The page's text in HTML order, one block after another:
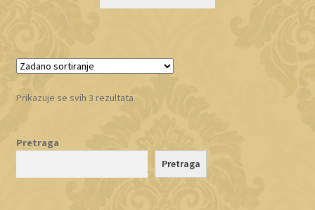
Prikazuje se svih 3 rezultata
Pretraga
Pretraga